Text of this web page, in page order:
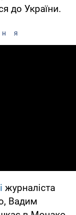
до України.
журналіста
Вадим